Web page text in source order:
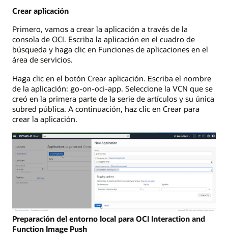
Crear aplicación
Primero, vamos a crear la aplicación a través de la
consola de OCI. Escriba la aplicación en el cuadro de
búsqueda y haga clic en Funciones de aplicaciones en el
área de servicios.
Haga clic en el botón Crear aplicación. Escriba el nombre
de la aplicación: go-on-oci-app. Seleccione la VCN que se
creó en la primera parte de la serie de artículos y su única
subred pública. A continuación, haz clic en Crear para
crear la aplicación.
Preparación del entorno local para OCI Interaction and
Function Image Push